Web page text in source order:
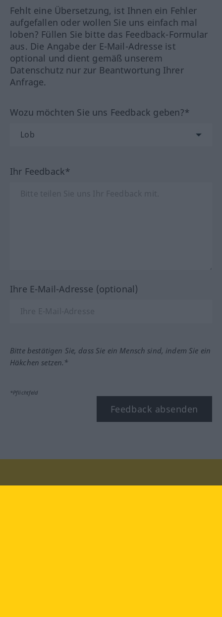
Fehlt eine Übersetzung, ist Ihnen ein Fehler
aufgefallen oder wollen Sie uns einfach mal
loben? Füllen Sie bitte das Feedback-Formular
aus. Die Angabe der E-Mail-Adresse ist
optional und dient gemäß unserem
Datenschutz nur zur Beantwortung Ihrer
Anfrage.
Wozu möchten Sie uns Feedback geben?*
Ihr Feedback*
Ihre E-Mail-Adresse (optional)
Bitte bestätigen Sie, dass Sie ein Mensch sind, indem Sie ein
Häkchen setzen.*
*Pflichtfeld
Feedback absenden
Besuchen Sie uns auf: